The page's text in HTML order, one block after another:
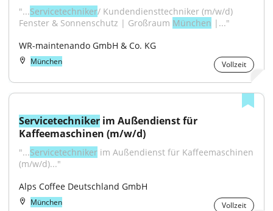
"...Servicetechniker/ Kundendiensttechniker (m/w/d)
Fenster & Sonnenschutz | Großraum München |..."
WR-maintenando GmbH & Co. KG
München Vollzeit
Servicetechniker im Außendienst für
Kaffeemaschinen (m/w/d)
"...Servicetechniker im Außendienst für Kaffeemaschinen
(m/w/d)..."
Alps Coffee Deutschland GmbH
München Vollzeit